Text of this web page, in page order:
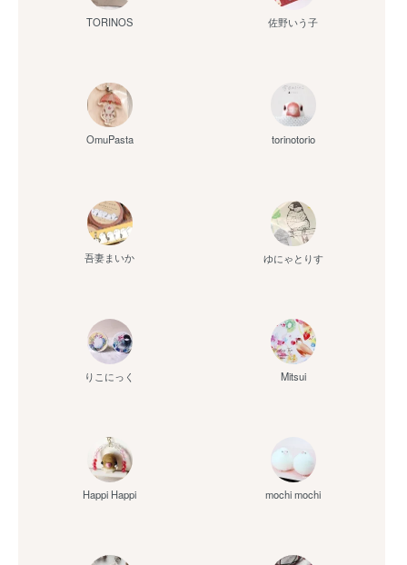
TORINOS 佐野いう子
OmuPasta torinotorio
吾妻まいか ゆにゃとりす
りこにっく Mitsui
Happi Happi mochi mochi